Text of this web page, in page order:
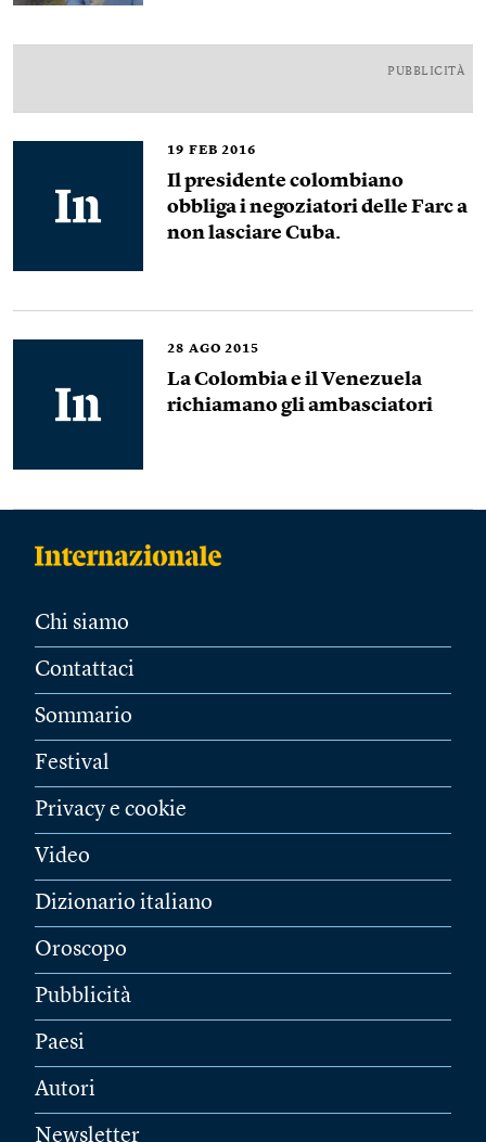
PUBBLICITÀ
19 FEB 2016
Il presidente colombiano
obbliga i negoziatori delle Farc a
non lasciare Cuba.
28 AGO 2015
La Colombia e il Venezuela
richiamano gli ambasciatori
Chi siamo
Contattaci
Sommario
Festival
Privacy e cookie
Video
Dizionario italiano
Oroscopo
Pubblicità
Paesi
Autori
Newsletter